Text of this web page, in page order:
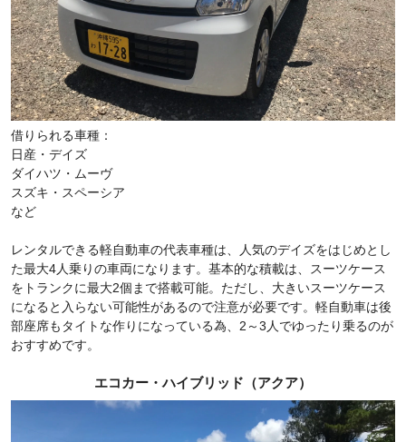
借りられる車種：
日産・デイズ
ダイハツ・ムーヴ
スズキ・スペーシア
など
レンタルできる軽自動車の代表車種は、人気のデイズをはじめとし
た最大4人乗りの車両になります。基本的な積載は、スーツケース
をトランクに最大2個まで搭載可能。ただし、大きいスーツケース
になると入らない可能性があるので注意が必要です。軽自動車は後
部座席もタイトな作りになっている為、2～3人でゆったり乗るのが
おすすめです。
エコカー・ハイブリッド（アクア）